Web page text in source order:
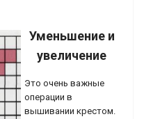
Уменьшение и
увеличение
Это очень важные
операции в
вышивании крестом.